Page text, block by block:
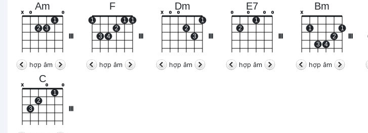
Am
x o
2 3
1
o
hợp âm
F
1
3 4
2
1 1
hợp âm
Dm
x o o
2
3
1
hợp âm
E7
o
2
o
1
o o
hợp âm
Bm
x
1
3 4
2
1
hợp âm
C
x
3
2
o
1
o